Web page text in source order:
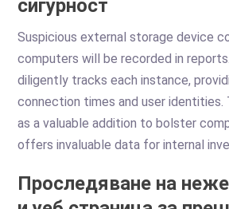
сигурност
Suspicious external storage device
computers will be recorded in
diligently tracks each instance,
connection times and user identities.
as a valuable addition to bolster
offers invaluable data for internal
Проследяване на